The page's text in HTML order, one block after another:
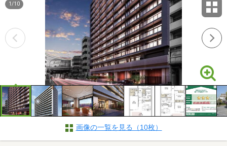
1 /10
画像の一覧を見る（10枚）